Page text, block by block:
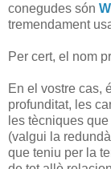
conegudes són
tremendament
Per cert, el nom
En el vostre cas,
profunditat, les
les tècniques
(valgui la
que teniu per la